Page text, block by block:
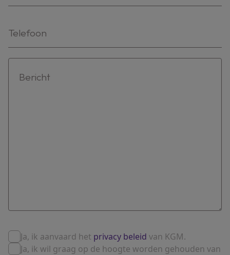
Ja, ik aanvaard het privacy beleid van KGM.
Ja, ik wil graag op de hoogte worden gehouden van